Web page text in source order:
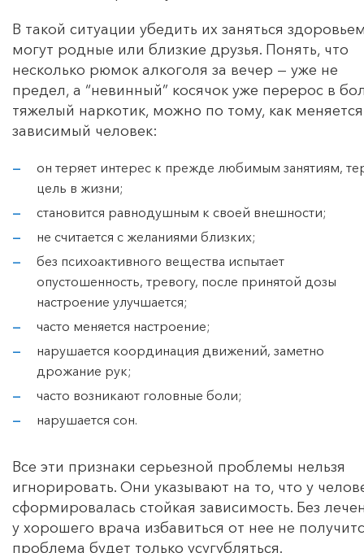
В такой ситуации убедить их заняться
могут родные или близкие друзья. Понять, что
несколько рюмок алкоголя за вечер — уже не
предел, а “невинный” косячок уже перерос в
тяжелый наркотик, можно по тому, как меняется
зависимый человек:
он теряет интерес к прежде любимым занятиям,
цель в жизни;
становится равнодушным к своей внешности;
не считается с желаниями близких;
без психоактивного вещества испытает
опустошенность, тревогу, после принятой дозы
настроение улучшается;
часто меняется настроение;
нарушается координация движений, заметно
дрожание рук;
часто возникают головные боли;
нарушается сон.
Все эти признаки серьезной проблемы нельзя
игнорировать. Они указывают на то, что у
сформировалась стойкая зависимость. Без
у хорошего врача избавиться от нее не
проблема будет только усугубляться.